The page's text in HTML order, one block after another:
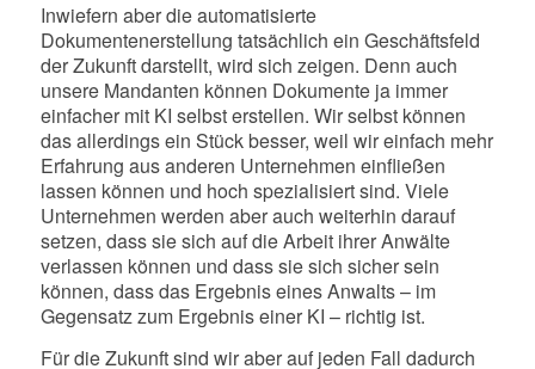
Inwiefern aber die automatisierte
Dokumentenerstellung tatsächlich ein Geschäftsfeld
der Zukunft darstellt, wird sich zeigen. Denn auch
unsere Mandanten können Dokumente ja immer
einfacher mit KI selbst erstellen. Wir selbst können
das allerdings ein Stück besser, weil wir einfach mehr
Erfahrung aus anderen Unternehmen einfließen
lassen können und hoch spezialisiert sind. Viele
Unternehmen werden aber auch weiterhin darauf
setzen, dass sie sich auf die Arbeit ihrer Anwälte
verlassen können und dass sie sich sicher sein
können, dass das Ergebnis eines Anwalts – im
Gegensatz zum Ergebnis einer KI – richtig ist.
Für die Zukunft sind wir aber auf jeden Fall dadurch